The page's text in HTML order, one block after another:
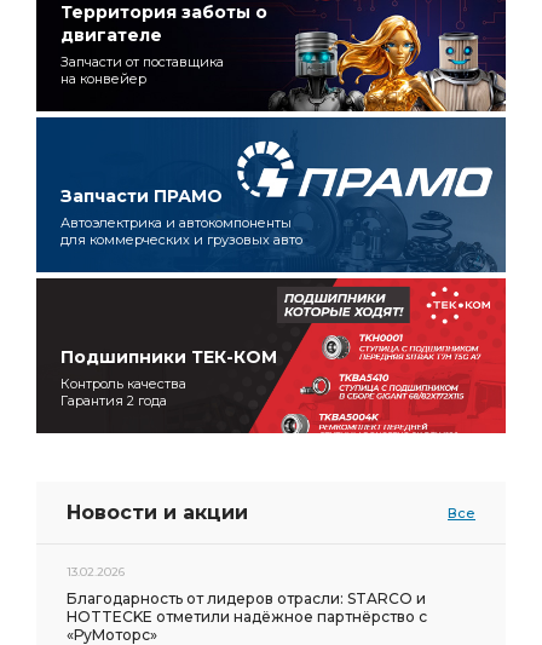
Территория заботы о
двигателе
Запчасти от поставщика
на конвейер
Запчасти ПРАМО
Автоэлектрика и автокомпоненты
для коммерческих и грузовых авто
Подшипники ТЕК-КОМ
Контроль качества
Гарантия 2 года
Новости и акции Все
13.02.2026
Благодарность от лидеров отрасли: STARCO и
HOTTECKE отметили надёжное партнёрство с
«РуМоторс»